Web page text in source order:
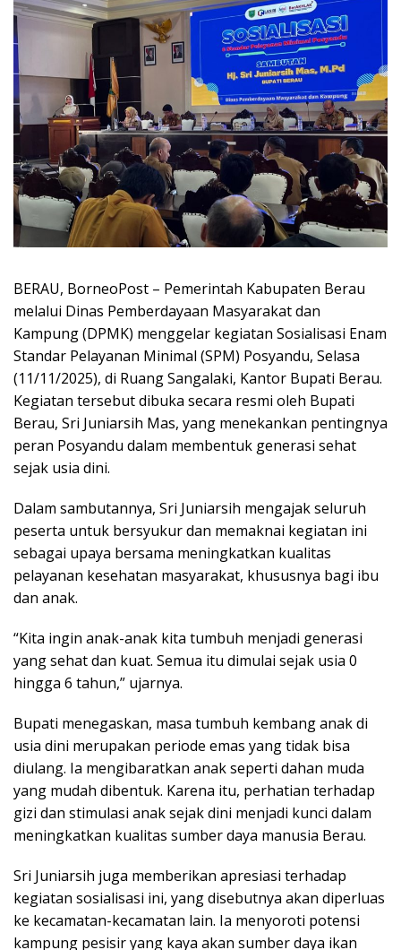
BERAU, BorneoPost – Pemerintah Kabupaten Berau
melalui Dinas Pemberdayaan Masyarakat dan
Kampung (DPMK) menggelar kegiatan Sosialisasi Enam
Standar Pelayanan Minimal (SPM) Posyandu, Selasa
(11/11/2025), di Ruang Sangalaki, Kantor Bupati Berau.
Kegiatan tersebut dibuka secara resmi oleh Bupati
Berau, Sri Juniarsih Mas, yang menekankan pentingnya
peran Posyandu dalam membentuk generasi sehat
sejak usia dini.
Dalam sambutannya, Sri Juniarsih mengajak seluruh
peserta untuk bersyukur dan memaknai kegiatan ini
sebagai upaya bersama meningkatkan kualitas
pelayanan kesehatan masyarakat, khususnya bagi ibu
dan anak.
“Kita ingin anak-anak kita tumbuh menjadi generasi
yang sehat dan kuat. Semua itu dimulai sejak usia 0
hingga 6 tahun,” ujarnya.
Bupati menegaskan, masa tumbuh kembang anak di
usia dini merupakan periode emas yang tidak bisa
diulang. Ia mengibaratkan anak seperti dahan muda
yang mudah dibentuk. Karena itu, perhatian terhadap
gizi dan stimulasi anak sejak dini menjadi kunci dalam
meningkatkan kualitas sumber daya manusia Berau.
Sri Juniarsih juga memberikan apresiasi terhadap
kegiatan sosialisasi ini, yang disebutnya akan diperluas
ke kecamatan-kecamatan lain. Ia menyoroti potensi
kampung pesisir yang kaya akan sumber daya ikan